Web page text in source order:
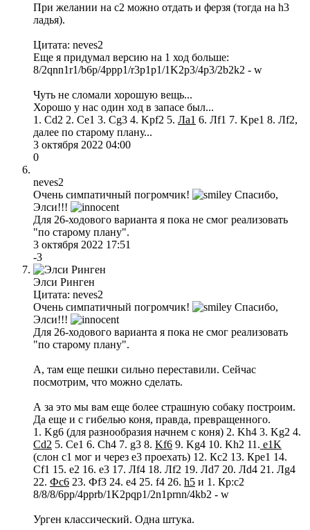
При желании на с2 можно отдать и ферзя (тогда на h3
ладья).
Цитата: neves2
Еще я придумал версию на 1 ход больше:
8/2qnn1r1/b6p/4ppp1/r3p1p1/1K2p3/4p3/2b2k2 - w
Чуть не сломали хорошую вещь...
Хорошо у нас один ход в запасе был...
1. Сd2 2. Ce1 3. Cg3 4. Kpf2 5. Ла1 6. Лf1 7. Kpe1 8. Лf2,
далее по старому плану...
3 октября 2022 04:00
0
neves2
Очень симпатичный погромчик!
Спасибо,
Элси!!!
Для 26-ходового варианта я пока не смог реализовать
"по старому плану".
3 октября 2022 17:51
-3
Элси Ринген
Цитата: neves2
Очень симпатичный погромчик!
Спасибо,
Элси!!!
Для 26-ходового варианта я пока не смог реализовать
"по старому плану".
А, там еще пешки сильно переставили. Сейчас
посмотрим, что можно сделать.
А за это мы вам еще более страшную собаку построим.
Да еще и с гибелью коня, правда, превращенного.
1. Kg6 (для разнообразия начнем с коня) 2. Kh4 3. Kg2 4.
Cd2 5. Ce1 6. Ch4 7. g3 8. Kf6 9. Kg4 10. Kh2 11. e1K
(cлон с1 мог и через е3 проехать) 12. Кс2 13. Кpe1 14.
Cf1 15. e2 16. e3 17. Лf4 18. Лf2 19. Лd7 20. Лd4 21. Лg4
22. Фс6 23. Фf3 24. e4 25. f4 26. h5 и 1. Кр:с2
8/8/8/6pp/4pprb/1K2pqp1/2n1prnn/4kb2 - w
Урген классический. Одна штука.